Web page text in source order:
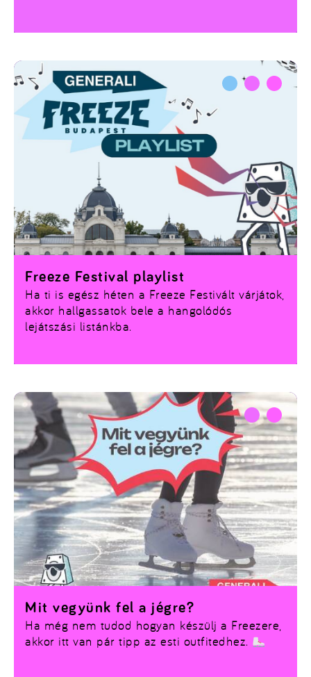
Ha ti is egész héten a Freeze Festivált várjátok,
akkor hallgassatok bele a hangolódós
lejátszási listánkba.
Freeze Festival playlist
Ha még nem tudod hogyan készülj a Freezere,
akkor itt van pár tipp az esti outfitedhez.
Mit vegyünk fel a jégre?